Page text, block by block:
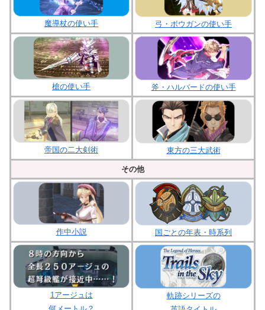
魔導杖の使い手 弓・ボウガンの使い手
槍の使い手 斧・ハルバードの使い手
帝国の二大剣術 東方の三大武術
その他
作中小説 国ごとの年表・時系列
1アージュは
軌跡シリーズの